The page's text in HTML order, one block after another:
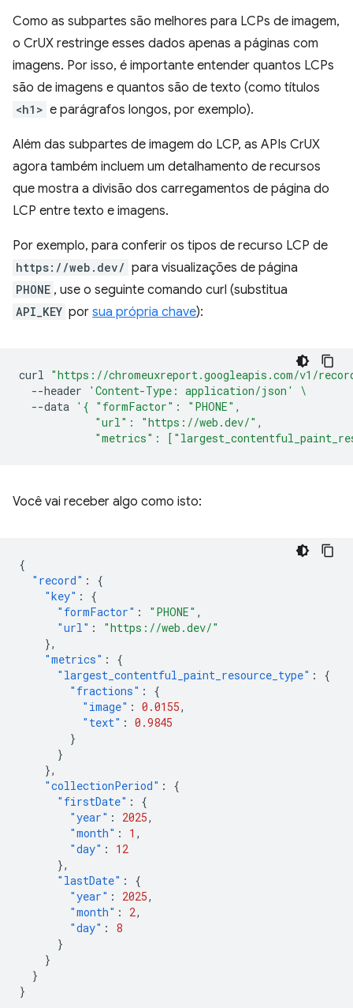
Como as subpartes são melhores para LCPs de imagem,
o CrUX restringe esses dados apenas a páginas com
imagens. Por isso, é importante entender quantos LCPs
são de imagens e quantos são de texto (como títulos
<h1> e parágrafos longos, por exemplo).
Além das subpartes de imagem do LCP, as APIs CrUX
agora também incluem um detalhamento de recursos
que mostra a divisão dos carregamentos de página do
LCP entre texto e imagens.
Por exemplo, para conferir os tipos de recurso LCP de
https://web.dev/ para visualizações de página
PHONE , use o seguinte comando curl (substitua
API_KEY por sua própria chave):
curl "https://chromeuxreport.googleapis.com/v1/
--header
'Content-Type: application/json'
\
--data '{ "formFactor": "PHONE",
            "url": "https://web.dev/",
"metrics":
Você vai receber algo como isto:
{
"record" :
{
"key" :
{
"formFactor" : "PHONE" ,
"url" :
"https://web.dev/"
},
"metrics" :
{
"largest_contentful_paint_resource_type" :
{
"fractions" :
{
"image" : 0.0155,
"text" : 0.9845
}
}
},
"collectionPeriod" :
{
"firstDate" :
{
"year" : 2025,
"month" : 1 ,
"day" :
12
},
"lastDate" :
{
"year" : 2025,
"month" : 2,
"day" :
8
}
}
}
}